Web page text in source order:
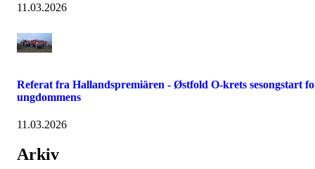
11.03.2026
Referat fra Hallandspremiären - Østfold O-krets sesongstart
ungdommens
11.03.2026
Arkiv